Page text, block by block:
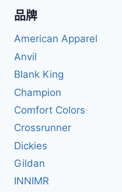
品牌
American Apparel
Anvil
Blank King
Champion
Comfort Colors
Crossrunner
Dickies
Gildan
INNIMR